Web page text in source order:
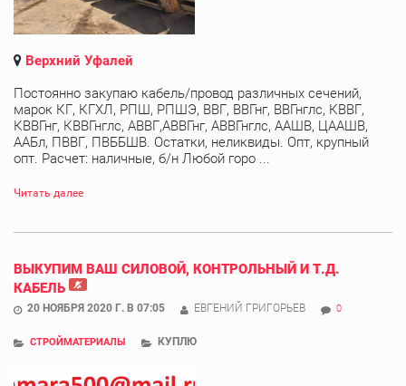
Верхний Уфалей
Постоянно закупаю кабель/провод различных сечений,
марок КГ, КГХЛ, РПШ, РПШЭ, ВВГ, ВВГнг, ВВГнглс, КВВГ,
КВВГнг, КВВГнглс, АВВГ,АВВГнг, АВВГнглс, ААШВ, ЦААШВ,
ААБл, ПВВГ, ПВББШВ. Остатки, неликвиды. Опт, крупный
опт. Расчет: наличные, б/н Любой горо ...
Читать далее
ВЫКУПИМ ВАШ СИЛОВОЙ, КОНТРОЛЬНЫЙ И Т.Д.
КАБЕЛЬ
20 НОЯБРЯ 2020 Г. В 07:05 ЕВГЕНИЙ ГРИГОРЬЕВ 0
СТРОЙМАТЕРИАЛЫ КУПЛЮ